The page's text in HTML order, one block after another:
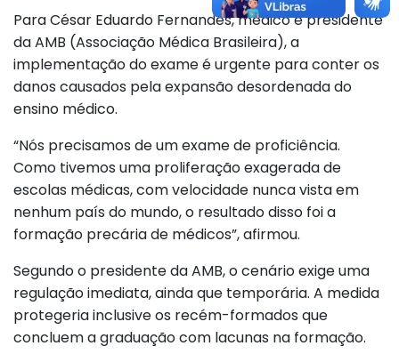
Para César Eduardo Fernandes, médico e presidente
da AMB (Associação Médica Brasileira), a
implementação do exame é urgente para conter os
danos causados pela expansão desordenada do
ensino médico.
“Nós precisamos de um exame de proficiência.
Como tivemos uma proliferação exagerada de
escolas médicas, com velocidade nunca vista em
nenhum país do mundo, o resultado disso foi a
formação precária de médicos”, afirmou.
Segundo o presidente da AMB, o cenário exige uma
regulação imediata, ainda que temporária. A medida
protegeria inclusive os recém-formados que
concluem a graduação com lacunas na formação.